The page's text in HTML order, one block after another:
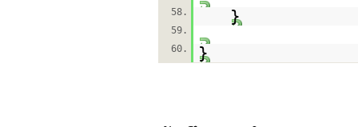
58.
}
59.
60.
}